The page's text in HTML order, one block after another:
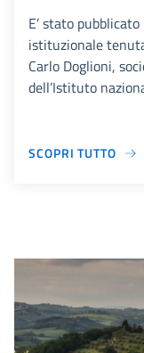
E’ stato
istituzionale
Carlo Doglioni,
dell’Istituto
SCOPRI TUTTO